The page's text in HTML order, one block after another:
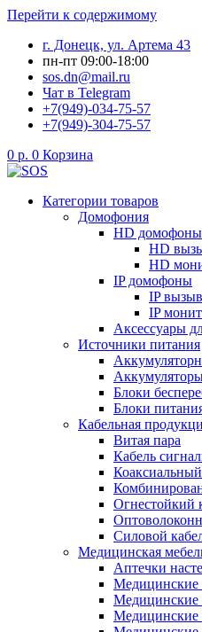
Перейти к содержимому
г. Донецк, ул. Артема 43
пн-пт 09:00-18:00
sos.dn@mail.ru
Чат в Telegram
+7(949)-034-75-57
+7(949)-304-75-57
0 р. 0 Корзина
Категории товаров
Домофония
HD домофоны
HD
HD
IP домофоны
IP
IP
Аксессуары
Источники питания
Блоки
Блоки
Кабельная
Витая пара
Кабель
Огнестойкий
Силовой
Медицинская
Аптечки
Медицинские
Медицинские
Медицинские